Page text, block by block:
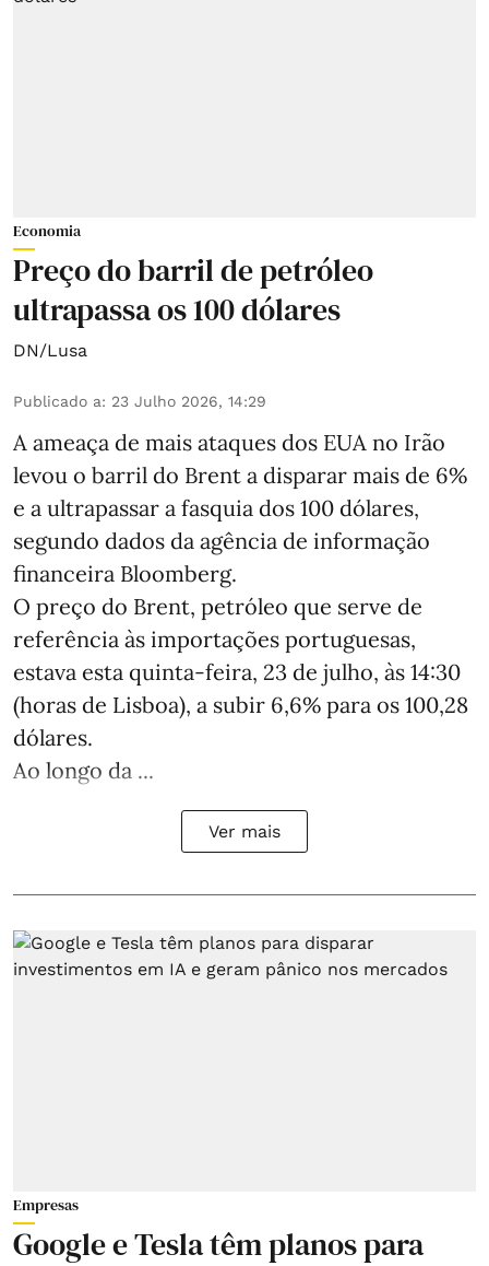
Economia
Preço do barril de petróleo
ultrapassa os 100 dólares
DN/Lusa
Publicado a: 23 Julho 2026, 14:29
A ameaça de mais ataques dos EUA no Irão
levou o barril do Brent a disparar mais de 6%
e a ultrapassar a fasquia dos 100 dólares,
segundo dados da agência de informação
financeira Bloomberg.
O preço do Brent, petróleo que serve de
referência às importações portuguesas,
estava esta quinta-feira, 23 de julho, às 14:30
(horas de Lisboa), a subir 6,6% para os 100,28
dólares.
Ao longo da ...
Ver mais
Empresas
Google e Tesla têm planos para